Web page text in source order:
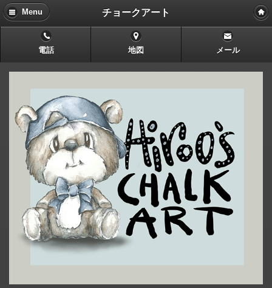
Menu チョークアート
電話 地図 メール